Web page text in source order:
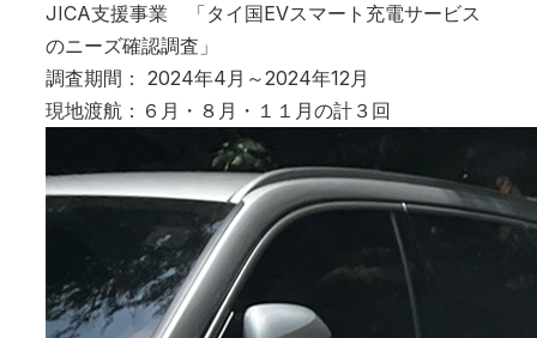
JICA支援事業 「タイ国EVスマート充電サービス
のニーズ確認調査」
調査期間： 2024年4月～2024年12月
現地渡航：６月・８月・１１月の計３回